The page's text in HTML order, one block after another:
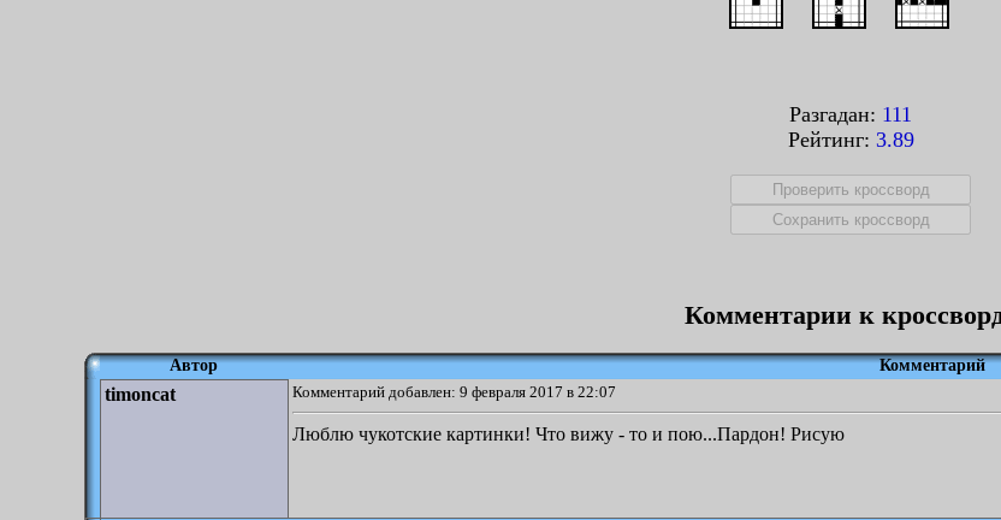
Разгадан: 111
Рейтинг: 3.89
Комментарии к
Автор Комментарий
timoncat Комментарий добавлен: 9 февраля 2017 в 22:07
Люблю чукотские картинки! Что вижу - то и пою...Пардон! Рисую